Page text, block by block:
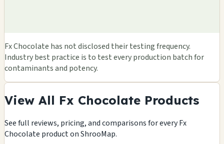
Fx Chocolate has not disclosed their testing frequency.
Industry best practice is to test every production batch for
contaminants and potency.
View All Fx Chocolate Products
See full reviews, pricing, and comparisons for every Fx
Chocolate product on ShrooMap.